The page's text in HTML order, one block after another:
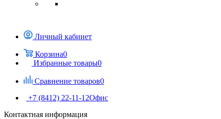
Личный кабинет
Корзина0
Избранные товары0
Сравнение товаров0
+7 (8412) 22-11-12Офис
Контактная информация